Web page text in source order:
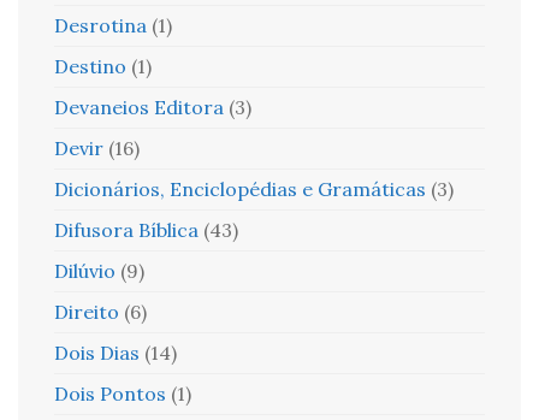
Desrotina (1)
Destino (1)
Devaneios Editora (3)
Devir (16)
Dicionários, Enciclopédias e Gramáticas (3)
Difusora Bíblica (43)
Dilúvio (9)
Direito (6)
Dois Dias (14)
Dois Pontos (1)